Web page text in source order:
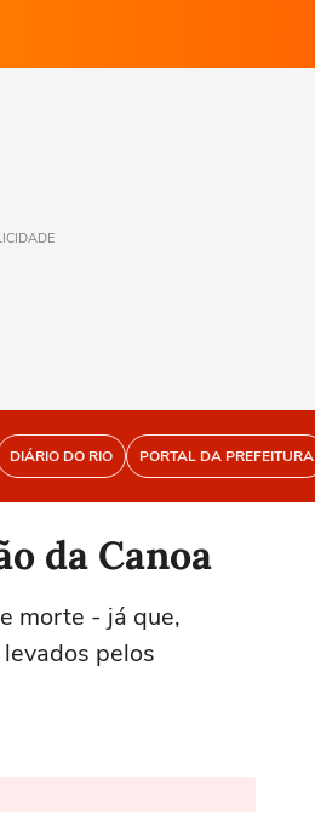
DIÁRIO DO RIO PORTAL DA PREFEITURA
da Canoa
morte - já que,
pelos